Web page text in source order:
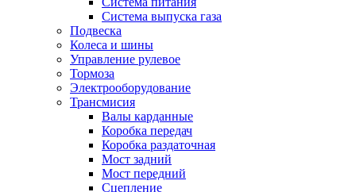
Система выпуска газа
Подвеска
Колеса и шины
Управление рулевое
Тормоза
Электрооборудование
Трансмисия
Валы карданные
Коробка передач
Коробка раздаточная
Мост задний
Мост передний
Сцепление